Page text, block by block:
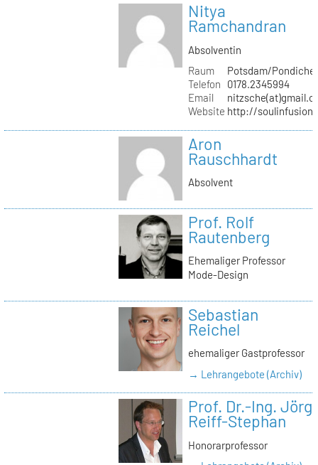
Nitya
Ramchandran
Absolventin
Raum
Potsdam/
Telefon
0178.2345994
Email
Website http://
Aron
Rauschhardt
Absolvent
Prof. Rolf
Rautenberg
Ehemaliger Professor
Mode-Design
Sebastian
Reichel
ehemaliger Gastprofessor
→ Lehrangebote (Archiv)
Prof. Dr.-Ing. Jörg
Reiff-Stephan
Honorarprofessor